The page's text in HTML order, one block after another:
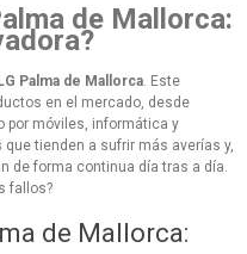
de Mallorca:
Palma de Mallorca. Este
en el mercado, desde
por móviles, informática y
tienden a sufrir más averías y,
de forma continua día tras a día.
fallos?
de Mallorca: